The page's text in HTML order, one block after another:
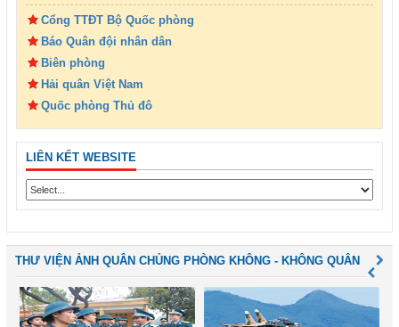
Cổng TTĐT Bộ Quốc phòng
Báo Quân đội nhân dân
Biên phòng
Hải quân Việt Nam
Quốc phòng Thủ đô
LIÊN KẾT WEBSITE
THƯ VIỆN ẢNH QUÂN CHỦNG PHÒNG KHÔNG - KHÔNG QUÂN